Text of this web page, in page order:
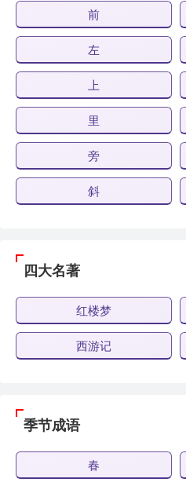
前
左
上
里
旁
斜
四大名著
红楼梦
西游记
季节成语
春